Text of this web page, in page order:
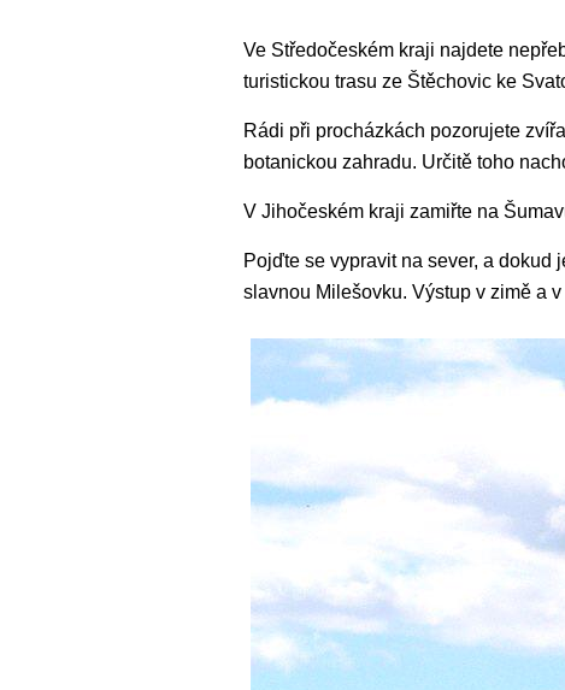
Ve Středočeském kraji najdete
turistickou trasu ze Štěchovic ke
Rádi při procházkách pozorujete
botanickou zahradu. Určitě toho
V Jihočeském kraji zamiřte na
Pojďte se vypravit na sever, a dokud
slavnou Milešovku. Výstup v zimě a